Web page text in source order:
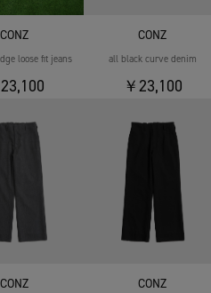
CONZ
loose fit jeans
CONZ
all black curve denim
￥23,100
CONZ CONZ